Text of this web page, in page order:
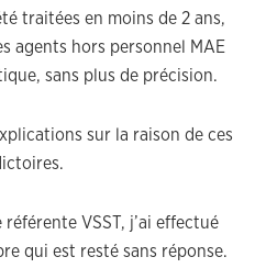
traitées en moins de 2 ans,
agents hors personnel MAE
sans plus de précision.
sur la raison de ces
VSST, j’ai effectué
qui est resté sans réponse.